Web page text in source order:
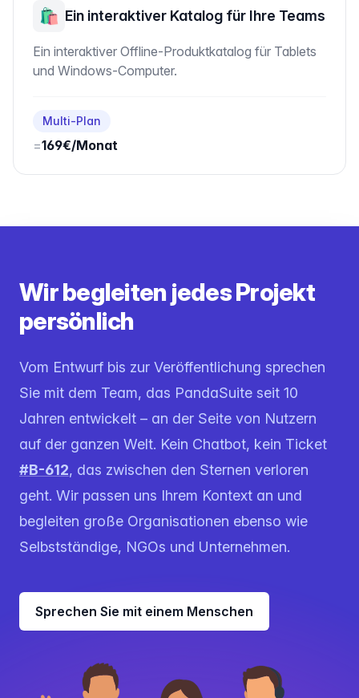
🛍️ Ein interaktiver Katalog für Ihre Teams
Ein interaktiver Offline-Produktkatalog für Tablets
und Windows-Computer.
Multi-Plan
=169€/Monat
Wir begleiten jedes Projekt
persönlich
Vom Entwurf bis zur Veröffentlichung sprechen
Sie mit dem Team, das PandaSuite seit 10
Jahren entwickelt – an der Seite von Nutzern
auf der ganzen Welt. Kein Chatbot, kein Ticket
#B-612, das zwischen den Sternen verloren
geht. Wir passen uns Ihrem Kontext an und
begleiten große Organisationen ebenso wie
Selbstständige, NGOs und Unternehmen.
Sprechen Sie mit einem Menschen